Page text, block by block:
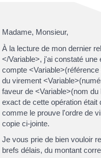
Madame, Monsieur,
À la lecture de mon dernier
</Variable>, j'ai constaté
compte
du virement
faveur de <Variable>(nom
exact de cette opération était
comme le prouve l'ordre de
copie ci-jointe.
Je vous prie de bien vouloir
brefs délais, du montant